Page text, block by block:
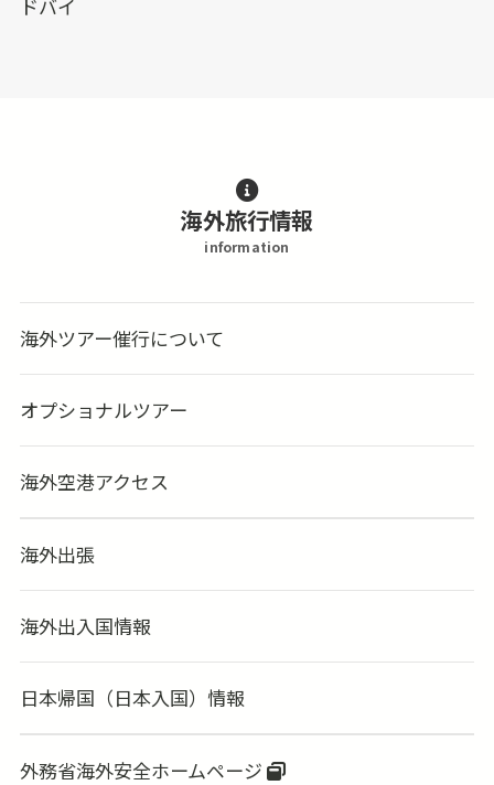
海外旅行情報
information
海外ツアー催行について
オプショナルツアー
海外空港アクセス
海外出張
海外出入国情報
日本帰国（日本入国）情報
外務省海外安全ホームページ